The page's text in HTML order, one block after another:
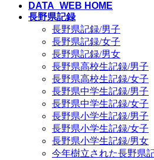
DATA_WEB HOME
長野県記録
長野県記録/男子
長野県記録/女子
長野県記録/男女
長野県高校生記録/男子
長野県高校生記録/女子
長野県中学生記録/男子
長野県中学生記録/女子
長野県小学生記録/男子
長野県小学生記録/女子
長野県小学生記録/男女
今年樹立された長野県